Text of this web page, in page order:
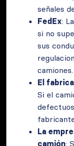
señales
FedEx:
si no
sus
camiones.
El
Si el
La
camión: